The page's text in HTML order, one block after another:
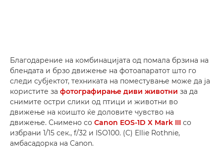
Благодарение на комбинацијата од помала брзина на
блендата и брзо движење на фотоапаратот што го
следи субјектот, техниката на поместување може да ја
користите за фотографирање диви животни за да
снимите остри слики од птици и животни во
движење на коишто ќе доловите чувство на
движење. Снимено со Canon EOS-1D X Mark III со
избрани 1/15 сек., f/32 и ISO100. (C) Ellie Rothnie,
амбасадорка на Canon.